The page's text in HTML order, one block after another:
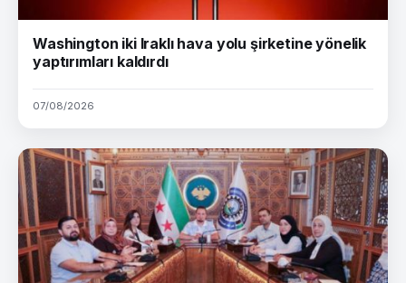
Washington iki Iraklı hava yolu şirketine yönelik
yaptırımları kaldırdı
07/08/2026